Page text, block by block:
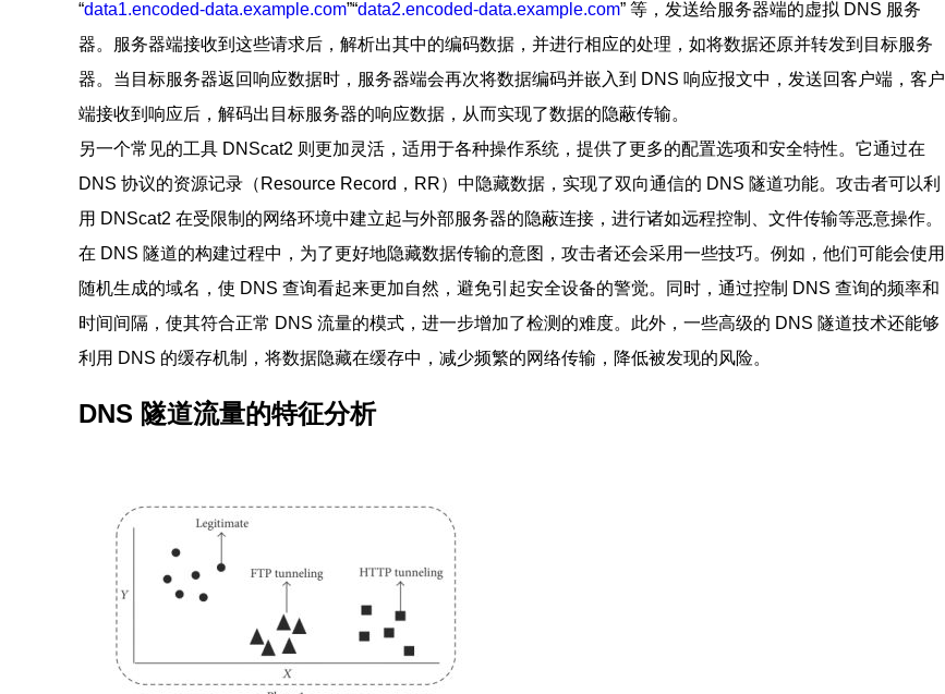
“data1.encoded-data.example.com”“data2.encoded-data.example.com” 等，发送给服务器端的虚拟 DNS 服务
器。服务器端接收到这些请求后，解析出其中的编码数据，并进行相应的处理，如将数据还原并转发到目标服务
器。当目标服务器返回响应数据时，服务器端会再次将数据编码并嵌入到 DNS 响应报文中，发送回客户端，客户
端接收到响应后，解码出目标服务器的响应数据，从而实现了数据的隐蔽传输。
另一个常见的工具 DNScat2 则更加灵活，适用于各种操作系统，提供了更多的配置选项和安全特性。它通过在
DNS 协议的资源记录（Resource Record，RR）中隐藏数据，实现了双向通信的 DNS 隧道功能。攻击者可以利
用 DNScat2 在受限制的网络环境中建立起与外部服务器的隐蔽连接，进行诸如远程控制、文件传输等恶意操作。
在 DNS 隧道的构建过程中，为了更好地隐藏数据传输的意图，攻击者还会采用一些技巧。例如，他们可能会使用
随机生成的域名，使 DNS 查询看起来更加自然，避免引起安全设备的警觉。同时，通过控制 DNS 查询的频率和
时间间隔，使其符合正常 DNS 流量的模式，进一步增加了检测的难度。此外，一些高级的 DNS 隧道技术还能够
利用 DNS 的缓存机制，将数据隐藏在缓存中，减少频繁的网络传输，降低被发现的风险。
DNS 隧道流量的特征分析